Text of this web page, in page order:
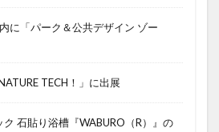
に「パーク＆公共デザイン ゾー
TECH！」に出展
石貼り浴槽『WABURO（R）』の